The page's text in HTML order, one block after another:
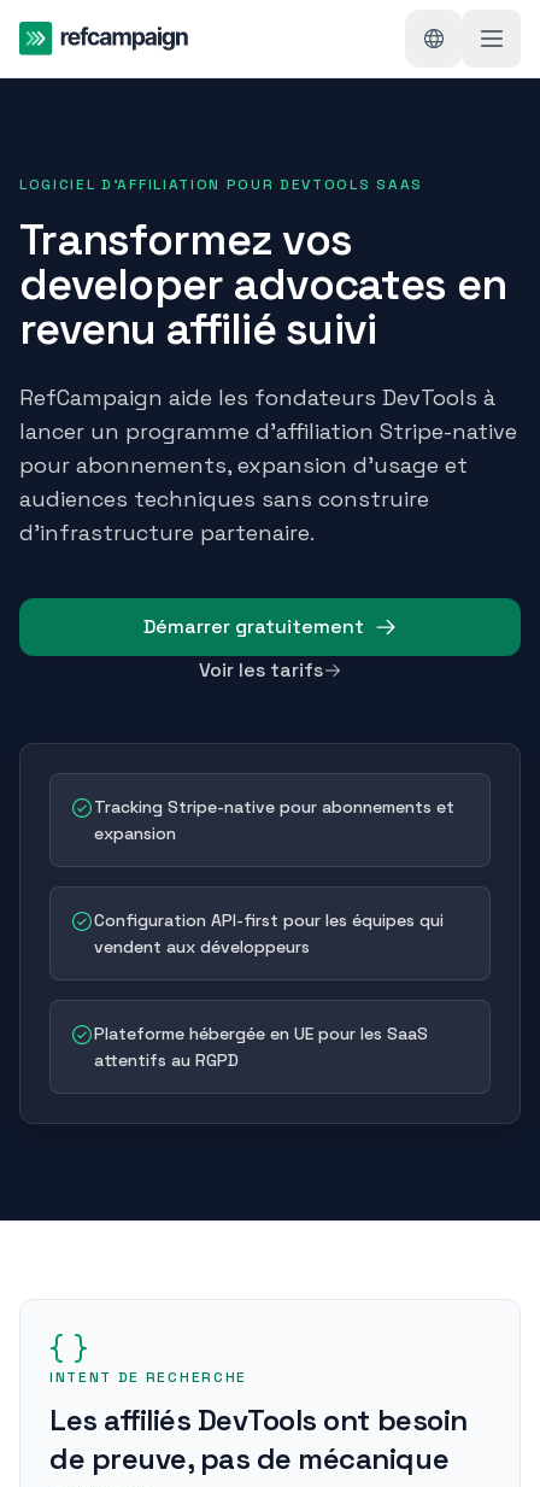
LOGICIEL D'AFFILIATION POUR DEVTOOLS SAAS
Transformez vos
developer advocates en
revenu affilié suivi
RefCampaign aide les fondateurs DevTools à
lancer un programme d'affiliation Stripe-native
pour abonnements, expansion d'usage et
audiences techniques sans construire
d'infrastructure partenaire.
Démarrer gratuitement
Voir les tarifs
Tracking Stripe-native pour abonnements et
expansion
Configuration API-first pour les équipes qui
vendent aux développeurs
Plateforme hébergée en UE pour les SaaS
attentifs au RGPD
INTENT DE RECHERCHE
Les affiliés DevTools ont besoin
de preuve, pas de mécanique